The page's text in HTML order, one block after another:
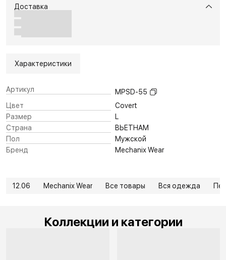
Доставка
Характеристики
Артикул
MPSD-55
Цвет
Covert
Размер
L
Страна
ВЬЕТНАМ
Пол
Мужской
Бренд
Mechanix Wear
12.06 Mechanix Wear Все товары Вся одежда
Коллекции и категории